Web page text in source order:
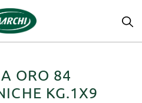
ORO 84
KG.1X9